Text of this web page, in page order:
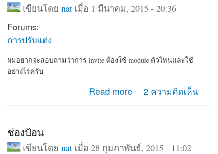
เขียนโดย natเมื่อ 1 มีนาคม, 2015 - 20:36
Forums:
การปรับแต่ง
ผมอยากจะสอบถามว่าการ invite ต้องใช้ module ตัวไหนและใช้
อย่างไรครับ
Read more 2 ความคิดเห็น
ช่องป้อน
เขียนโดย natเมื่อ 28 กุมภาพันธ์, 2015 - 11:02